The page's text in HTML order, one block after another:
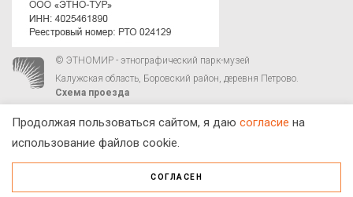
© ЭТНОМИР - этнографический парк-музей
Калужская область, Боровский район, деревня Петрово.
Схема проезда
Продолжая пользоваться сайтом, я даю согласие на
использование файлов cookie.
СОГЛАСЕН